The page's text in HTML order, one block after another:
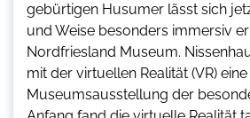
gebürtigen Husumer lässt sich
und Weise besonders immersiv
Nordfriesland Museum.
mit der virtuellen Realität (VR) eine
Museumsausstellung der